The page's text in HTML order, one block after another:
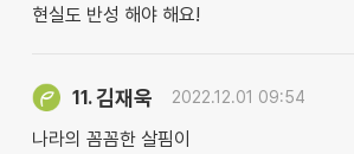
현실도 반성 해야 해요!
11.김재욱 2022.12.01 09:54
나라의 꼼꼼한 살핌이